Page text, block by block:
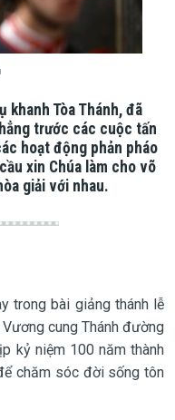
khanh Tòa Thánh, đã
trước các cuộc tấn
hoạt động phản pháo
xin Chúa làm cho võ
giải với nhau.
trong bài giảng thánh lễ
cung Thánh đường
kỷ niệm 100 năm thành
chăm sóc đời sống tôn